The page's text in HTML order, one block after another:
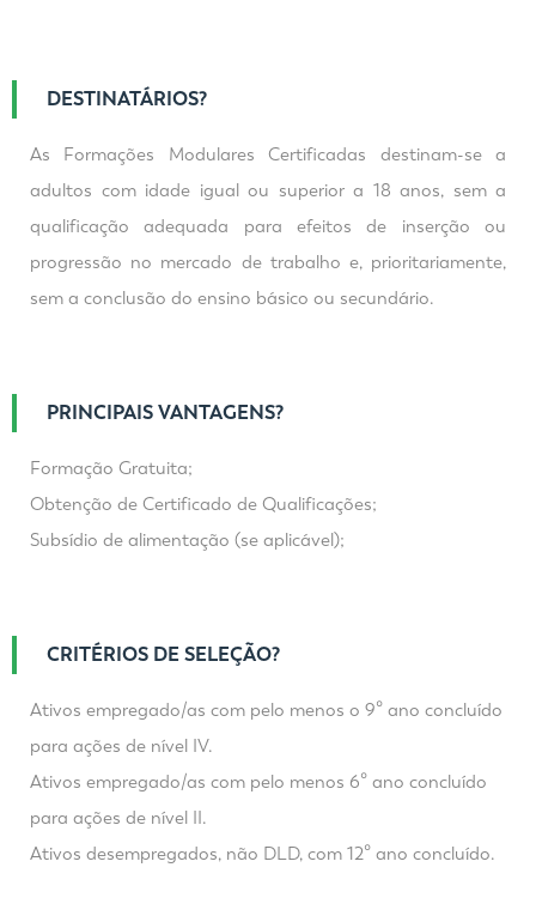
DESTINATÁRIOS?
As Formações Modulares Certificadas destinam-se a
adultos com idade igual ou superior a 18 anos, sem a
qualificação adequada para efeitos de inserção ou
progressão no mercado de trabalho e, prioritariamente,
sem a conclusão do ensino básico ou secundário.
PRINCIPAIS VANTAGENS?
Formação Gratuita;
Obtenção de Certificado de Qualificações;
Subsídio de alimentação (se aplicável);
CRITÉRIOS DE SELEÇÃO?
Ativos empregado/as com pelo menos o 9º ano concluído
para ações de nível IV.
Ativos empregado/as com pelo menos 6º ano concluído
para ações de nível II.
Ativos desempregados, não DLD, com 12º ano concluído.